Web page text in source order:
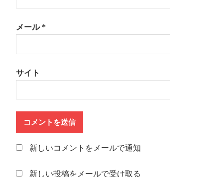
メール *
サイト
新しいコメントをメールで通知
新しい投稿をメールで受け取る